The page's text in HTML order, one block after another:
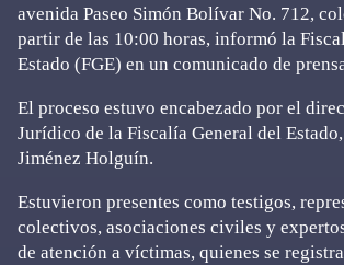
avenida Paseo Simón Bolívar No. 712,
partir de las 10:00 horas, informó la
Estado (FGE) en un comunicado de
El proceso estuvo encabezado por el
Jurídico de la Fiscalía General del
Jiménez Holguín.
Estuvieron presentes como testigos,
colectivos, asociaciones civiles y
de atención a víctimas, quienes se